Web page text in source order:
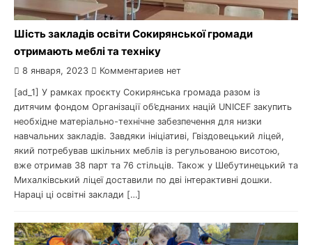
Шість закладів освіти Сокирянської громади
отримають меблі та техніку
8 января, 2023 Комментариев нет
[ad_1] У рамках проєкту Сокирянська громада разом із
дитячим фондом Організації об’єднаних націй UNICEF закупить
необхідне матеріально-технічне забезпечення для низки
навчальних закладів. Завдяки ініціативі, Гвіздовецький ліцей,
який потребував шкільних меблів із регульованою висотою,
вже отримав 38 парт та 76 стільців. Також у Шебутинецький та
Михалківський ліцеї доставили по дві інтерактивні дошки.
Нараці ці освітні заклади […]